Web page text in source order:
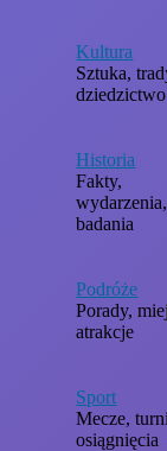
Kultura
Sztuka,
dziedzictwo
Historia
Fakty,
wydarzenia,
badania
Podróże
Porady,
atrakcje
Sport
Mecze,
osiągnięcia